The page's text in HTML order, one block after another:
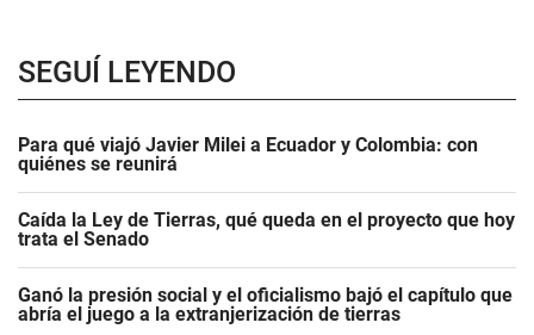
SEGUÍ LEYENDO
Para qué viajó Javier Milei a Ecuador y Colombia: con
quiénes se reunirá
Caída la Ley de Tierras, qué queda en el proyecto que hoy
trata el Senado
Ganó la presión social y el oficialismo bajó el capítulo que
abría el juego a la extranjerización de tierras